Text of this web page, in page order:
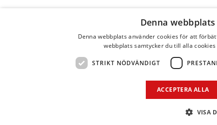
Denna
Denna webbplats använder cookies för att
webbplats samtycker du till alla
STRIKT NÖDVÄNDIGT
ACCEPTERA ALLA
VISA